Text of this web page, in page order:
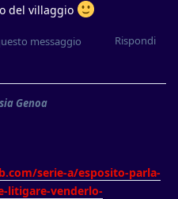
del villaggio
Rispondi
messaggio
Genoa
serie-a/esposito-parla-
litigare-venderlo-